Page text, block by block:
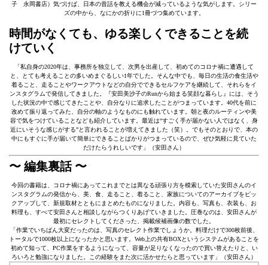
子 永岡書店）気づけば、日本の昔話を教える機会が減っているような気がします。シリー
ズの中から、なにかの折りに1冊づつ集めています。
時間がなくても、ゆる楽しくできることを続
けていく
「私自身の2020年は、事務所を独立して、次男を出産して、初めてのコロナ禍に遭遇して
と、とても考えることの多いめまぐるしい1年でした。そんな中でも、毎日の生活の食生活や
着ること、走ることやワークアウトなどの自分でできるセルフケアを継続して、それらをイ
ンスタグラムで発信してきました。『安田美沙子のRunから始まる笑顔な暮らし』には、そう
した状況の中で感じてきたことや、自分なりに追求したことがつまっています。40代を前に
改めて振り返ってみた、自分の軸のようなものにも触れています。朝と夜のルーティンや美
容で気をつけていることなども紹介しています。最近は“すごく手が届かない人ではなく、身
近にいそうな感じがする”と言われることが増えてきました（笑）。でもそのとおりで、本の
中にもすぐに手が届いて簡単にできることばかりがつまっているので、ぜひ気軽に見ていた
だけたらうれしいです」（安田さん）
〜 編集裏話 〜
今回の書籍は、コロナ禍にあってこれまでとは異なる頑張り方を模索していた安田さんのイ
ンスタグラムの発信から、美、食、走ること、着ること、家族についてのアーカイブをピッ
クアップして、新規取材とともにまとめたものになりました。内容も、写真も、衣装も、お
料理も、すべて安田さんと相談しながらつくりあげていきました。圧巻なのは、安田さんが
最初にセレクトしてくださった、掲載候補画像の数でした。
「作業でいちばん大変だったのは、写真のセレクト作業でしょうか。料理だけで300枚前後、
トータルで1000枚以上になったかと思います。Web上の共有BOXというシステムがあることを
初めて知って、PC作業をするようになって、容量が足りなくなったので買い替えたりと、い
ろいろと勉強になりました。この経験をまた次に活かせたらと思っています」（安田さん）